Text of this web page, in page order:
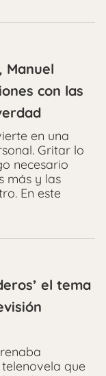
Manuel
con las
en una
Gritar lo
necesario
más y las
En este
el tema
que